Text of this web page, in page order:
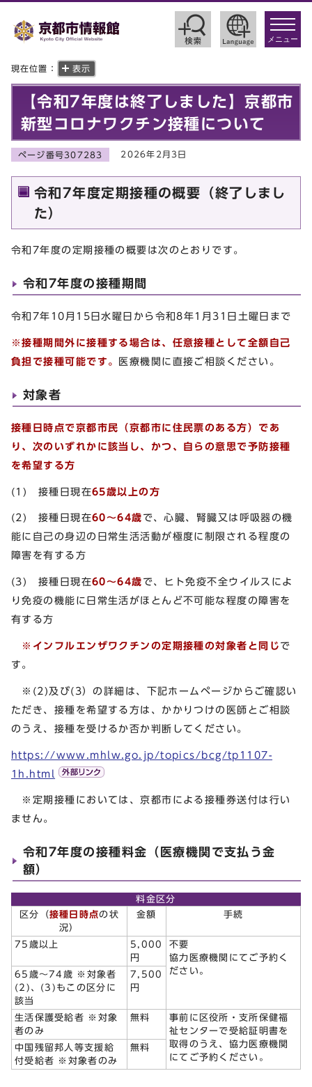
toggle
メニュー
現在位置： 表示
【令和7年度は終了しました】京都市
新型コロナワクチン接種について
ページ番号307283 2026年2月3日
令和7年度定期接種の概要（終了しまし
た）
令和7年度の定期接種の概要は次のとおりです。
令和7年度の接種期間
令和7年10月15日水曜日から令和8年1月31日土曜日まで
※接種期間外に接種する場合は、任意接種として全額自己
負担で接種可能です。 医療機関に直接ご相談ください。
対象者
接種日時点で京都市民 （京都市に住民票のある方）であ
り、 次のいずれかに該当し、かつ、自らの意思で予防接種
を希望する方
(1) 接種日現在65歳以上の方
(2) 接種日現在60～64歳 で、心臓、腎臓又は呼吸器の機
能に自己の身辺の日常生活活動が極度に制限される程度の
障害を有する方
(3) 接種日現在60～64歳 で、ヒト免疫不全ウイルスによ
り免疫の機能に日常生活がほとんど不可能な程度の障害を
有する方
※ インフルエンザワクチンの定期接種の対象者と同じ で
す。
※(2)及び(3）の詳細は、下記ホームページからご確認い
ただき、接種を希望する方は、かかりつけの医師とご相談
のうえ、接種を受けるか否か判断してください。
https://www.mhlw.go.jp/topics/bcg/tp1107-
1h.html
※定期接種においては、京都市による接種券送付は行い
ません。
令和7年度の接種料金（医療機関で支払う金
額）
料金区分
区分（接種日時点の状
況）
金額 手続
75歳以上
5,000
円
不要
協力医療機関にてご予約く
ださい。
65歳～74歳 ※対象者
(2)、(3)もこの区分に
該当
7,500
円
生活保護受給者 ※対象
者のみ
無料
事前に区役所・支所保健福
祉センターで受給証明書を
取得のうえ、協力医療機関
にてご予約ください。
中国残留邦人等支援給
付受給者 ※対象者のみ
無料